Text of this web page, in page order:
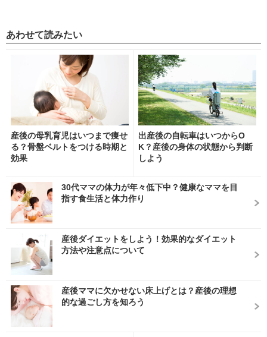
あわせて読みたい
産後の母乳育児はいつまで痩せ
る？骨盤ベルトをつける時期と
効果
出産後の自転車はいつからO
K？産後の身体の状態から判断
しよう
30代ママの体力が年々低下中？健康なママを目
指す食生活と体力作り
産後ダイエットをしよう！効果的なダイエット
方法や注意点について
産後ママに欠かせない床上げとは？産後の理想
的な過ごし方を知ろう